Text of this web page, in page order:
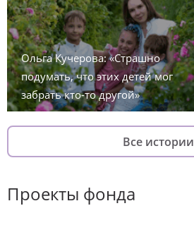
Ольга Кучерова: «Страшно
подумать, что этих детей мог
забрать кто-то другой»
Все истории
Проекты фонда